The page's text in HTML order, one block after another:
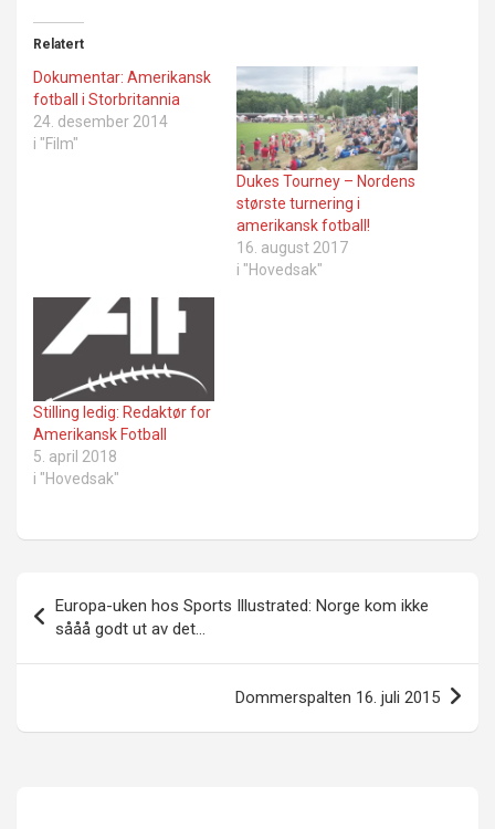
Relatert
Dokumentar: Amerikansk
fotball i Storbritannia
24. desember 2014
i "Film"
Dukes Tourney – Nordens
største turnering i
amerikansk fotball!
16. august 2017
i "Hovedsak"
Stilling ledig: Redaktør for
Amerikansk Fotball
5. april 2018
i "Hovedsak"
Europa-uken hos Sports Illustrated: Norge kom ikke
sååå godt ut av det…
Dommerspalten 16. juli 2015